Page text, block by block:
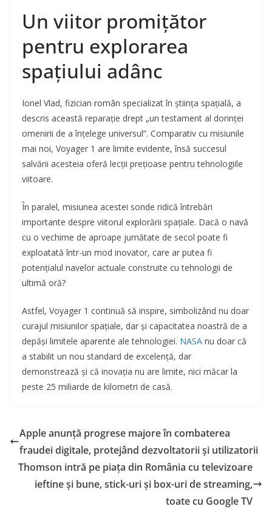
Un viitor promițător
pentru explorarea
spațiului adânc
Ionel Vlad, fizician român specializat în știința spațială, a
descris această reparație drept „un testament al dorinței
omenirii de a înțelege universul”. Comparativ cu misiunile
mai noi, Voyager 1 are limite evidente, însă succesul
salvării acesteia oferă lecții prețioase pentru tehnologiile
viitoare.
În paralel, misiunea acestei sonde ridică întrebări
importante despre viitorul explorării spațiale. Dacă o navă
cu o vechime de aproape jumătate de secol poate fi
exploatată într-un mod inovator, care ar putea fi
potențialul navelor actuale construite cu tehnologii de
ultimă oră?
Astfel, Voyager 1 continuă să inspire, simbolizând nu doar
curajul misiunilor spațiale, dar și capacitatea noastră de a
depăși limitele aparente ale tehnologiei. NASA nu doar că
a stabilit un nou standard de excelență, dar
demonstrează și că inovația nu are limite, nici măcar la
peste 25 miliarde de kilometri de casă.
Apple anunță progrese majore în combaterea
fraudei digitale, protejând dezvoltatorii și utilizatorii
Thomson intră pe piața din România cu televizoare
ieftine și bune, stick-uri și box-uri de streaming,
toate cu Google TV